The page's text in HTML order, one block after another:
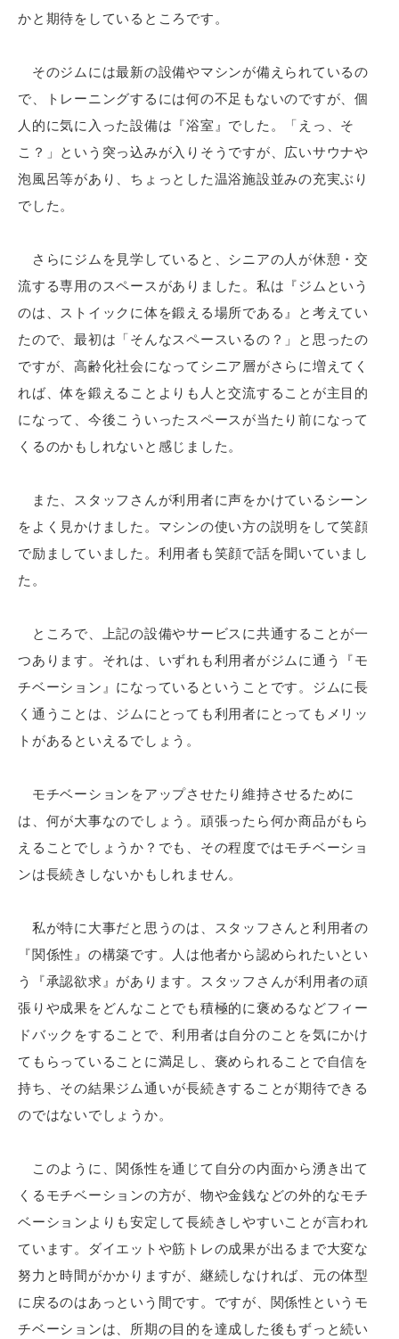
かと期待をしているところです。
そのジムには最新の設備やマシンが備えられているの
で、トレーニングするには何の不足もないのですが、個
人的に気に入った設備は『浴室』でした。「えっ、そ
こ？」という突っ込みが入りそうですが、広いサウナや
泡風呂等があり、ちょっとした温浴施設並みの充実ぶり
でした。
さらにジムを見学していると、シニアの人が休憩・交
流する専用のスペースがありました。私は『ジムという
のは、ストイックに体を鍛える場所である』と考えてい
たので、最初は「そんなスペースいるの？」と思ったの
ですが、高齢化社会になってシニア層がさらに増えてく
れば、体を鍛えることよりも人と交流することが主目的
になって、今後こういったスペースが当たり前になって
くるのかもしれないと感じました。
また、スタッフさんが利用者に声をかけているシーン
をよく見かけました。マシンの使い方の説明をして笑顔
で励ましていました。利用者も笑顔で話を聞いていまし
た。
ところで、上記の設備やサービスに共通することが一
つあります。それは、いずれも利用者がジムに通う『モ
チベーション』になっているということです。ジムに長
く通うことは、ジムにとっても利用者にとってもメリッ
トがあるといえるでしょう。
モチベーションをアップさせたり維持させるために
は、何が大事なのでしょう。頑張ったら何か商品がもら
えることでしょうか？でも、その程度ではモチベーショ
ンは長続きしないかもしれません。
私が特に大事だと思うのは、スタッフさんと利用者の
『関係性』の構築です。人は他者から認められたいとい
う『承認欲求』があります。スタッフさんが利用者の頑
張りや成果をどんなことでも積極的に褒めるなどフィー
ドバックをすることで、利用者は自分のことを気にかけ
てもらっていることに満足し、褒められることで自信を
持ち、その結果ジム通いが長続きすることが期待できる
のではないでしょうか。
このように、関係性を通じて自分の内面から湧き出て
くるモチベーションの方が、物や金銭などの外的なモチ
ベーションよりも安定して長続きしやすいことが言われ
ています。ダイエットや筋トレの成果が出るまで大変な
努力と時間がかかりますが、継続しなければ、元の体型
に戻るのはあっという間です。ですが、関係性というモ
チベーションは、所期の目的を達成した後もずっと続い